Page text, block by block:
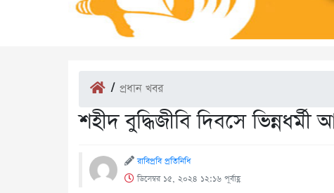
/ প্রধান খবর
শহীদ বুদ্ধিজীবি দিবসে
রাবিপ্রবি প্রতিনিধি
ডিসেম্বর ১৫, ২০২৪ ১২:১৬ পূর্বাহ্ণ